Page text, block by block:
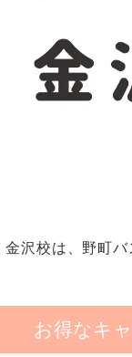
沢校は、野町
お得なキ